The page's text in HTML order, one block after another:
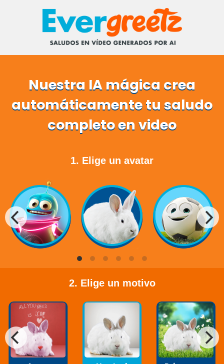
Nuestra IA mágica crea
automáticamente tu saludo
completo en video
1. Elige un avatar
2. Elige un motivo